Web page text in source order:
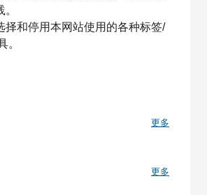
择和停用本网站使用的各种标签/
。
更多
更多